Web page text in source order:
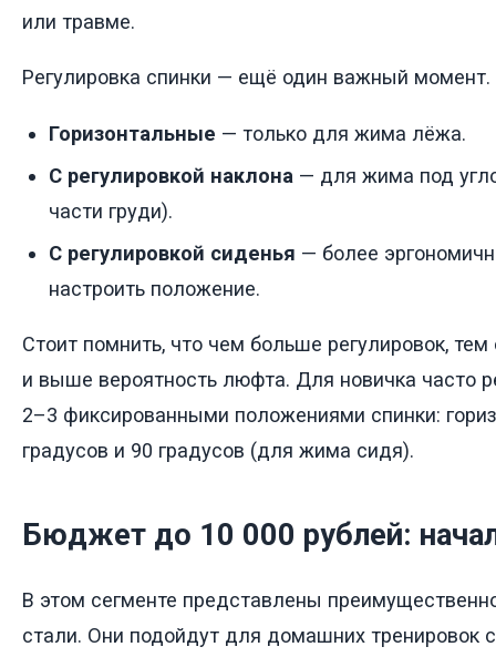
или травме.
Регулировка спинки — ещё один важный
Горизонтальные — только для жима лёжа.
С регулировкой наклона — для жима под
части груди).
С регулировкой сиденья — более
настроить положение.
Стоит помнить, что чем больше регулировок,
и выше вероятность люфта. Для новичка часто
2–3 фиксированными положениями спинки:
градусов и 90 градусов (для жима сидя).
Бюджет до 10 000 рублей:
В этом сегменте представлены
стали. Они подойдут для домашних тренировок